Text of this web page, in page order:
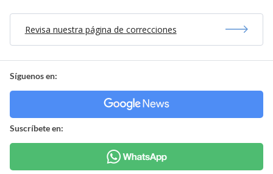
Revisa nuestra página de correcciones
Síguenos en:
Suscríbete en: